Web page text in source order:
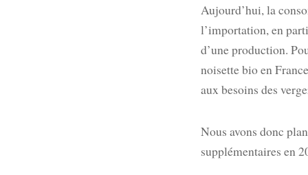
Aujourd’hui, la
l’importation, en
d’une production.
noisette bio en
aux besoins des
Nous avons donc
supplémentaires en